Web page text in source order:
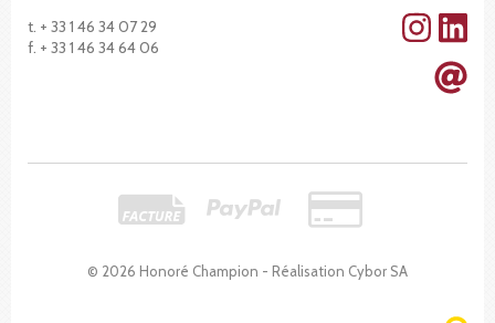
© 2026 Honoré Champion - Réalisation Cybor SA
t. + 33 1 46 34 07 29
f. + 33 1 46 34 64 06